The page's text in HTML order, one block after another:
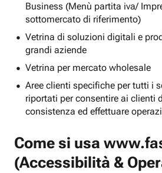
Business (Menù partita iva/
sottomercato di riferimento)
Vetrina di soluzioni digitali e
grandi aziende
Vetrina per mercato wholesale
Aree clienti specifiche per tutti i
riportati per consentire ai clienti
consistenza ed effettuare
Come si usa
(Accessibilità &